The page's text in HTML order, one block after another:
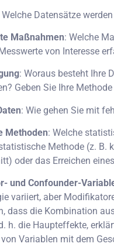
Welche Datensätze
Maßnahmen: Welche
von Interesse
: Woraus besteht Ihre
Geben Sie Ihre
: Wie gehen Sie mit
Methoden: Welche
Methode (z. B.
oder das Erreichen
und Confounder-
variiert, aber
dass die Kombination
h. die Haupteffekte,
von Variablen mit dem